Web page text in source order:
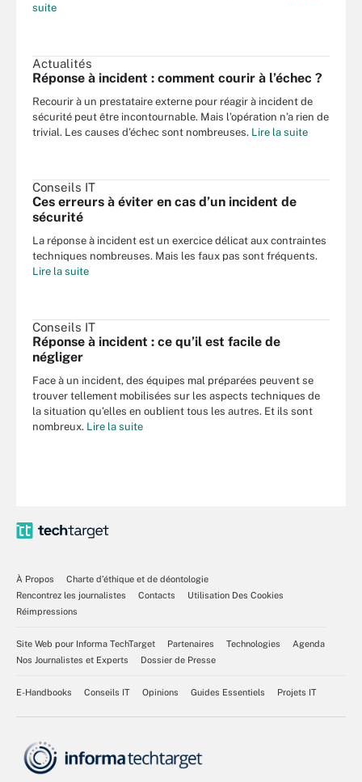
suite
Actualités
Réponse à incident : comment courir à l’échec ?
Recourir à un prestataire externe pour réagir à incident de
sécurité peut être incontournable. Mais l’opération n’a rien de
trivial. Les causes d’échec sont nombreuses. Lire la suite
Conseils IT
Ces erreurs à éviter en cas d’un incident de
sécurité
La réponse à incident est un exercice délicat aux contraintes
techniques nombreuses. Mais les faux pas sont fréquents.
Lire la suite
Conseils IT
Réponse à incident : ce qu’il est facile de
négliger
Face à un incident, des équipes mal préparées peuvent se
trouver tellement mobilisées sur les aspects techniques de
la situation qu’elles en oublient tous les autres. Et ils sont
nombreux. Lire la suite
À Propos
Charte d’éthique et de déontologie
Rencontrez les journalistes
Contacts
Utilisation Des Cookies
Réimpressions
Site Web pour Informa TechTarget Partenaires Technologies
Agenda
Nos Journalistes et Experts
Dossier de Presse
E-Handbooks Conseils IT Opinions Guides Essentiels Projets IT